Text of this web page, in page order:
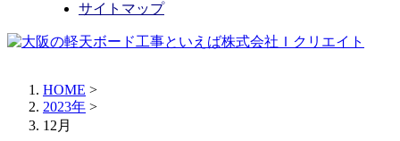
サイトマップ
HOME >
2023年 >
12月